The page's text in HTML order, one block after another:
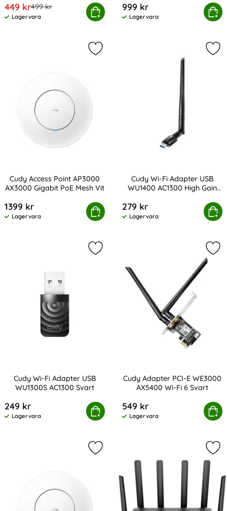
rea pris
449 krtidigare pris
499 kr
Tillgänglighet:
Lagervara
Köp
Cudy Wi-Fi Router WR1200 AC1200 Vit
999 kr
Tillgänglighet:
Lagervara
Köp
Cudy Wi-Fi Extender RE3000
Cudy Access Point AP3000
AX3000 Gigabit PoE Mesh Vit
1399 kr
Tillgänglighet:
Lagervara
Köp
Access Point AP3000 AX3000 Gigabit PoE Mesh Vit
Markera cudy Access Point
Cudy Wi-Fi Adapter USB
WU1400 AC1300 High Gain
279 kr
Tillgänglighet:
Lagervara
Köp
Cudy Wi-Fi Adapter USB
Cudy Wi-Fi Adapter USB
WU1300S AC1300 Svart
249 kr
Tillgänglighet:
Lagervara
Köp
Cudy Wi-Fi Adapter USB WU1300S AC1300 Svart
Markera cudy Wi-Fi Adapter USB
Cudy Adapter PCI-E WE3000
AX5400 Wi-Fi 6 Svart
549 kr
Tillgänglighet:
Lagervara
Köp
Cudy Adapter PCI-E
Markera cudy Access Point